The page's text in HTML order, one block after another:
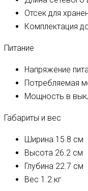
Отсек для
Комплектация
Питание
Напряжение
Потребляемая
Мощность в
Габариты и вес
Ширина 15.8 см
Высота 26.2 см
Глубина 22.7 см
Вес 1.2 кг